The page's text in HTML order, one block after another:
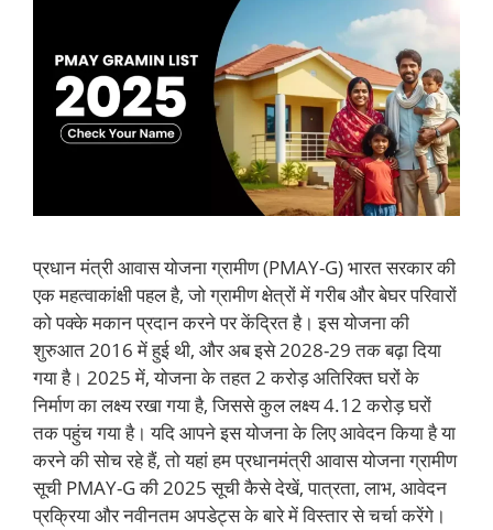
प्रधान मंत्री आवास योजना ग्रामीण (PMAY-G) भारत सरकार की
एक महत्वाकांक्षी पहल है, जो ग्रामीण क्षेत्रों में गरीब और बेघर परिवारों
को पक्के मकान प्रदान करने पर केंद्रित है। इस योजना की
शुरुआत 2016 में हुई थी, और अब इसे 2028-29 तक बढ़ा दिया
गया है। 2025 में, योजना के तहत 2 करोड़ अतिरिक्त घरों के
निर्माण का लक्ष्य रखा गया है, जिससे कुल लक्ष्य 4.12 करोड़ घरों
तक पहुंच गया है। यदि आपने इस योजना के लिए आवेदन किया है या
करने की सोच रहे हैं, तो यहां हम प्रधानमंत्री आवास योजना ग्रामीण
सूची PMAY-G की 2025 सूची कैसे देखें, पात्रता, लाभ, आवेदन
प्रक्रिया और नवीनतम अपडेट्स के बारे में विस्तार से चर्चा करेंगे।